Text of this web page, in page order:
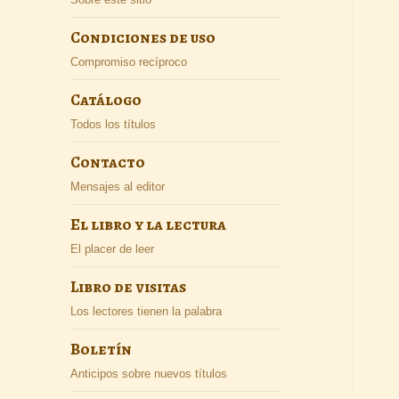
Condiciones de uso
Compromiso recíproco
Catálogo
Todos los títulos
Contacto
Mensajes al editor
El libro y la lectura
El placer de leer
Libro de visitas
Los lectores tienen la palabra
Boletín
Anticipos sobre nuevos títulos